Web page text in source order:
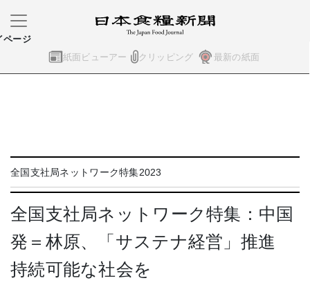
紙面ビューアー クリッピング 最新の紙面
ページ
全国支社局ネットワーク特集2023
全国支社局ネットワーク特集：中国
発＝林原、「サステナ経営」推進
持続可能な社会を